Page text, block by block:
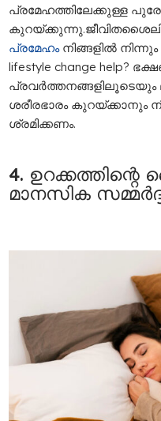
പ്രമേഹത്തിലേക്കുള്ള
പ്രമേഹം നിങ്ങളിൽ
lifestyle change help?
പ്രവര്‍ത്തനങ്ങളിലൂടെയും
ശരീരഭാരം കുറയ്ക്കാനും
ശ്രമിക്കണം.
4.
മാനസിക